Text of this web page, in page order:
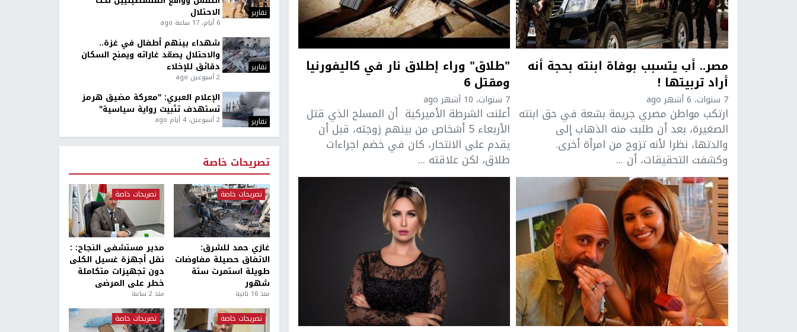
مصر.. أب يتسبب بوفاة ابنته بحجة أنه
أراد تربيتها !
7 سنوات، 6 أشهر ago
ارتكب مواطن مصري جريمة بشعة في حق ابنته
الصغيرة، بعد أن طلبت منه الذهاب إلى
والدتها، نظرا لأنه تزوج من امرأة أخرى.
وكشفت التحقيقات، أن ...
"طلاق" وراء إطلاق نار في كاليفورنيا
ومقتل 6
7 سنوات، 10 أشهر ago
أعلنت الشرطة الأميركية أن المسلح الذي قتل
الأربعاء 5 أشخاص من بينهم زوجته، قبل أن
يقدم على الانتحار، كان في خضم اجراءات
طلاق، لكن علاقته ...
تقارير
الاحتلال
6 أيام، 17 ساعة ago
تقارير
شهداء بينهم أطفال في غزة..
والاحتلال يصعّد غاراته ويمنح السكان
دقائق للإخلاء
2 أسبوعين ago
تقارير
الإعلام العبري: "معركة مضيق هرمز
تستهدف تثبيت رواية سياسية"
2 أسبوعين، 4 أيام ago
تصريحات خاصة
تصريحات خاصة
غازي حمد للشرق:
الاتفاق حصيلة مفاوضات
طويلة استمرت ستة
شهور
منذ 16 ثانية
تصريحات خاصة
مدير مستشفى النجاح: :
نقل أجهزة غسيل الكلى
دون تجهيزات متكاملة
خطر على المرضى
منذ 2 ساعة
تصريحات خاصة تصريحات خاصة